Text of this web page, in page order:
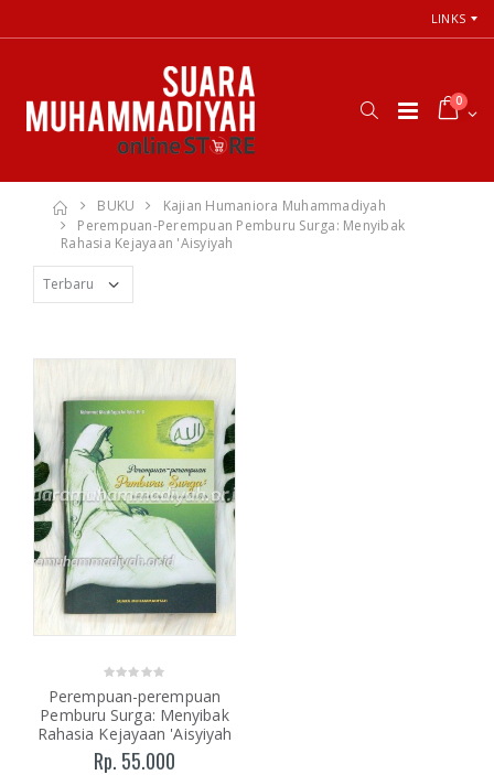
LINKS
0
BUKU
Kajian Humaniora Muhammadiyah
Perempuan-Perempuan Pemburu Surga: Menyibak
Rahasia Kejayaan 'Aisyiyah
Perempuan-perempuan
Pemburu Surga: Menyibak
Rahasia Kejayaan 'Aisyiyah
Rp. 55.000